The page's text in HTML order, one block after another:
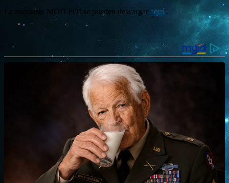
La respuesta MOD FOI se pueden descargar aquí .